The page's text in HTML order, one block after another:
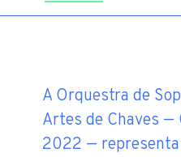
A Orquestra de
Artes de Chaves —
2022 —